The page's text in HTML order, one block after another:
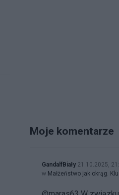
Moje komentarze
GandalfBiały 21.10.2025,
w Małżeństwo jak okrąg.